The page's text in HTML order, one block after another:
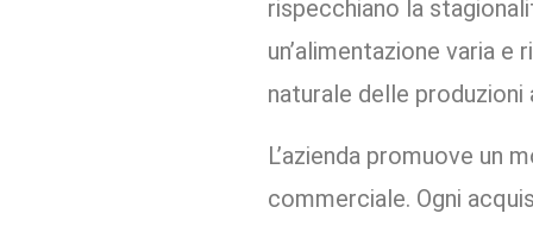
rispecchiano la
un’alimentazione varia
naturale delle produzioni
L’azienda promuove un
commerciale. Ogni